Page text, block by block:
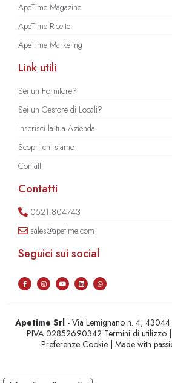
ApeTime Magazine
ApeTime Ricette
ApeTime Marketing
Link utili
Sei un Fornitore?
Sei un Gestore di Locali?
Inserisci la tua Azienda
Scopri chi siamo
Contatti
Contatti
0521.804743
sales@apetime.com
Seguici sui social
Apetime Srl - Via Lemignano n. 4,
PIVA 02852690342 Termini di utilizzo|
Preferenze Cookie | Made with